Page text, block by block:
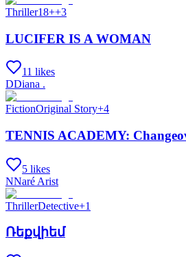
Thriller18++3
LUCIFER IS A WOMAN
11 likes
DDiana .
FictionOriginal Story+4
TENNIS ACADEMY:
5 likes
NNaré Arist
ThrillerDetective+1
Ռեքվիեմ